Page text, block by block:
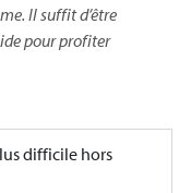
Il suffit d’être
pour profiter
difficile hors